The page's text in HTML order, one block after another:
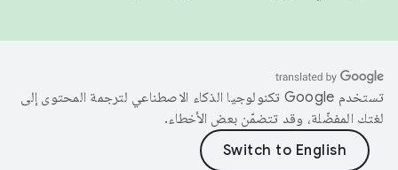
تستخدم Google تكنولوجيا الذكاء الاصطناعي لترجمة المحتوى إلى
لغتك المفضّلة، وقد تتضمّن بعض الأخطاء.